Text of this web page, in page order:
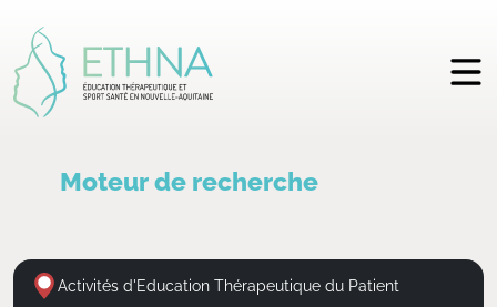
Moteur de recherche
Activités d'Education Thérapeutique du Patient